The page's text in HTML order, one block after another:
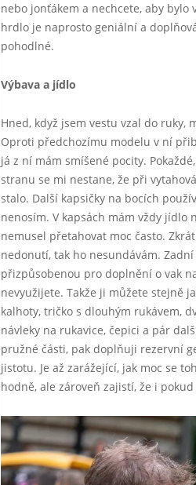
nebo jonťákem a nechcete, aby bylo
hrdlo je naprosto geniální a
pohodlné.
Výbava a jídlo
Hned, když jsem vestu vzal do ruky,
Oproti předchozímu modelu v ní
já z ní mám smíšené pocity.
stranu se mi nestane, že při
stalo. Další kapsičky na bocích
nenosím. V kapsách mám vždy
nemusel přetahovat moc často.
nedonutí, tak ho nesundávám.
přizpůsobenou pro doplnění o vak
nevyužijete. Takže ji můžete stejně
kalhoty, tričko s dlouhým rukávem,
návleky na rukavice, čepici a pár
pružné části, pak doplňuji rezervní
jistotu. Je až zarážející, jak moc se
hodně, ale zároveň zajistí, že i